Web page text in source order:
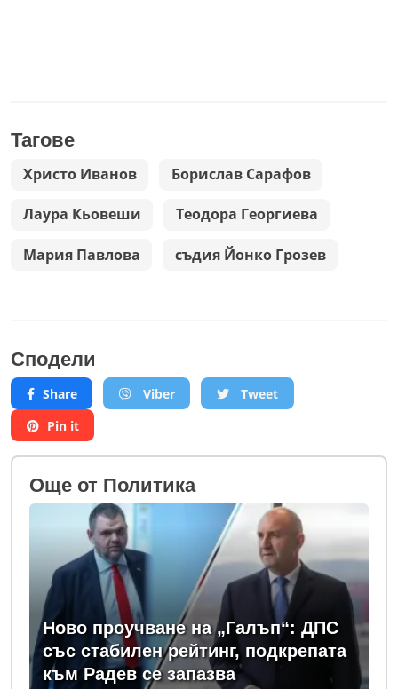
Тагове
Христо Иванов Борислав Сарафов
Лаура Кьовеши Теодора Георгиева
Мария Павлова съдия Йонко Грозев
Сподели
Share Viber
Tweet
Pin it
Oще от Политика
Ново проучване на „Галъп“: ДПС
със стабилен рейтинг, подкрепата
към Радев се запазва